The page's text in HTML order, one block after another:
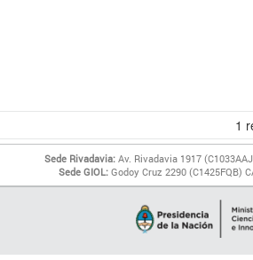
1
Sede Rivadavia:Av. Rivadavia 1917
Sede GIOL:Godoy Cruz 2290 (C1425FQB)